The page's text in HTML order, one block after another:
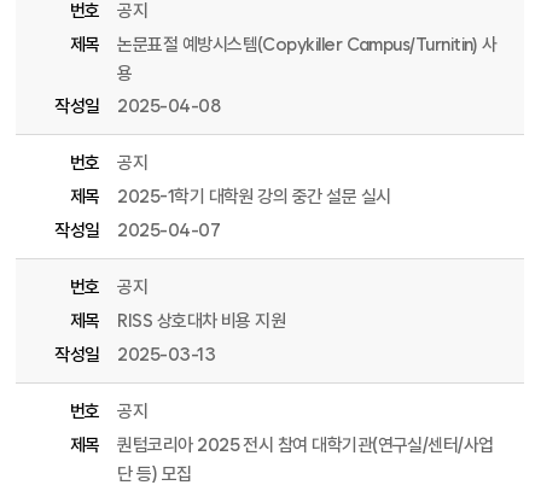
번호
공지
제목
논문표절 예방시스템(Copykiller Campus/Turnitin) 사
용
작성일
2025-04-08
번호
공지
제목
2025-1학기 대학원 강의 중간 설문 실시
작성일
2025-04-07
번호
공지
제목
RISS 상호대차 비용 지원
작성일
2025-03-13
번호
공지
제목
퀀텀코리아 2025 전시 참여 대학기관(연구실/센터/사업
단 등) 모집